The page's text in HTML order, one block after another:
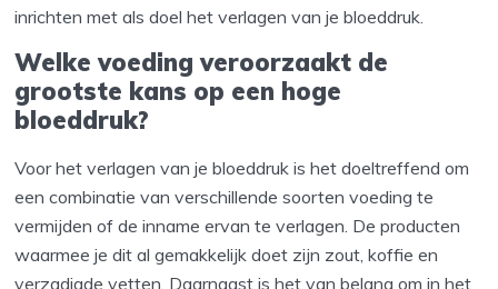
inrichten met als doel het verlagen van je bloeddruk.
Welke voeding veroorzaakt de
grootste kans op een hoge
bloeddruk?
Voor het verlagen van je bloeddruk is het doeltreffend om
een combinatie van verschillende soorten voeding te
vermijden of de inname ervan te verlagen. De producten
waarmee je dit al gemakkelijk doet zijn zout, koffie en
verzadigde vetten. Daarnaast is het van belang om in het